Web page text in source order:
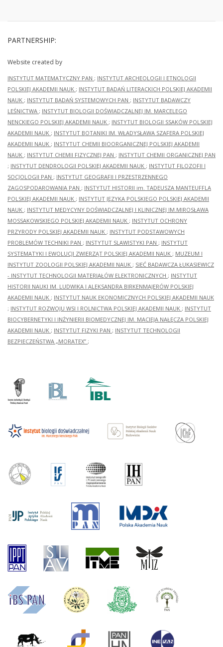
PARTNERSHIP:
Website created by
INSTYTUT MATEMATYCZNY PAN ; INSTYTUT ARCHEOLOGII I ETNOLOGII
POLSKIEJ AKADEMII NAUK ; INSTYTUT BADAŃ LITERACKICH POLSKIEJ AKADEMII
NAUK ; INSTYTUT BADAŃ SYSTEMOWYCH PAN ; INSTYTUT BADAWCZY
LEŚNICTWA ; INSTYTUT BIOLOGII DOŚWIADCZALNEJ IM. MARCELEGO
NENCKIEGO POLSKIEJ AKADEMII NAUK ; INSTYTUT BIOLOGII SSAKÓW POLSKIEJ
AKADEMII NAUK ; INSTYTUT BOTANIKI IM. WŁADYSŁAWA SZAFERA POLSKIEJ
AKADEMII NAUK ; INSTYTUT CHEMII BIOORGANICZNEJ POLSKIEJ AKADEMII
NAUK ; INSTYTUT CHEMII FIZYCZNEJ PAN ; INSTYTUT CHEMII ORGANICZNEJ PAN
; INSTYTUT DENDROLOGII POLSKIEJ AKADEMII NAUK ; INSTYTUT FILOZOFII I
SOCJOLOGII PAN ; INSTYTUT GEOGRAFII I PRZESTRZENNEGO
ZAGOSPODAROWANIA PAN ; INSTYTUT HISTORII im. TADEUSZA MANTEUFFLA
POLSKIEJ AKADEMII NAUK ; INSTYTUT JĘZYKA POLSKIEGO POLSKIEJ AKADEMII
NAUK ; INSTYTUT MEDYCYNY DOŚWIADCZALNEJ I KLINICZNEJ IM.MIROSŁAWA
MOSSAKOWSKIEGO POLSKIEJ AKADEMII NAUK ; INSTYTUT OCHRONY
PRZYRODY POLSKIEJ AKADEMII NAUK ; INSTYTUT PODSTAWOWYCH
PROBLEMÓW TECHNIKI PAN ; INSTYTUT SLAWISTYKI PAN ; INSTYTUT
SYSTEMATYKI I EWOLUCJI ZWIERZĄT POLSKIEJ AKADEMII NAUK ; MUZEUM I
INSTYTUT ZOOLOGII POLSKIEJ AKADEMII NAUK ; SIEĆ BADAWCZA ŁUKASIEWICZ
- INSTYTUT TECHNOLOGII MATERIAŁÓW ELEKTRONICZNYCH ; INSTYTUT
HISTORII NAUKI IM. LUDWIKA I ALEKSANDRA BIRKENMAJERÓW POLSKIEJ
AKADEMII NAUK ; INSTYTUT NAUK EKONOMICZNYCH POLSKIEJ AKADEMII NAUK
; INSTYTUT ROZWOJU WSI I ROLNICTWA POLSKIEJ AKADEMII NAUK ; INSTYTUT
BIOCYBERNETYKI I INŻYNIERII BIOMEDYCZNEJ IM. MACIEJA NAŁĘCZA POLSKIEJ
AKADEMII NAUK ; INSTYTUT FIZYKI PAN ; INSTYTUT TECHNOLOGII
BEZPIECZEŃSTWA „MORATEX” ;